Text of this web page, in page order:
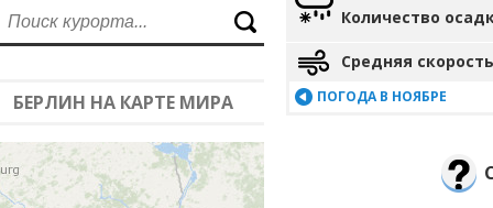
БЕРЛИН НА КАРТЕ МИРА
Количество
Средняя
ПОГОДА В НОЯБРЕ